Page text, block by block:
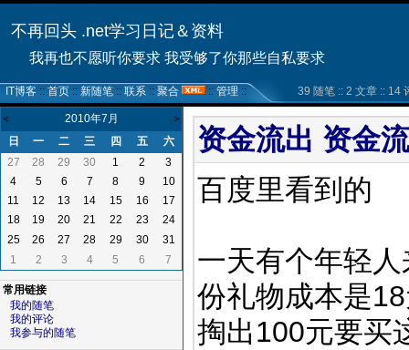
不再回头 .net学习日记＆资料
我再也不愿听你要求 我受够了你那些自私要求
IT博客 :: 首页 :: 新随笔 :: 联系 :: 聚合 :: 管理 :: 39 随笔 :: 2 文章 :: 14
< 2010年7月 >
日 一 二 三 四 五
六
27
28 29 30 1 2
3
4
5 6 7 8 9
10
11
12 13 14 15 16
17
18
19 20 21 22 23
24
25
26 27 28 29 30
31
1
2 3 4 5 6 7
常用链接
我的随笔
我的评论
我参与的随笔
资金流出 资金
百度里看到的
一天有个年轻
份礼物成本是
掏出100元要买